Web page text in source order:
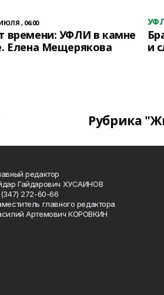
, 06:00
времени: УФЛИ в камне
Елена Мещерякова
и
Рубрика
редактор
Гайдарович ХУСАИНОВ
272-60-66
главного редактора
Артемович КОРОВКИН